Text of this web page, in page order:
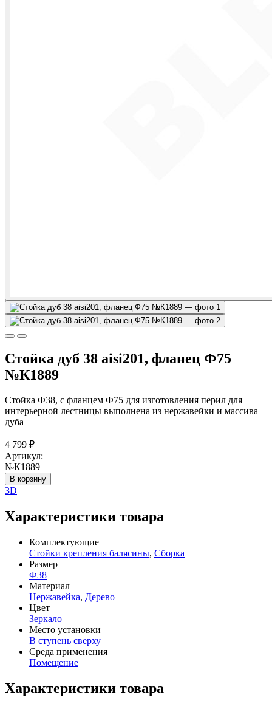
Стойка дуб 38 aisi201, фланец Ф75
№К1889
Стойка Ф38, с фланцем Ф75 для изготовления перил для
интерьерной лестницы выполнена из нержавейки и массива
дуба
4 799 ₽
Артикул:
№К1889
В корзину
3D
Характеристики товара
Комплектующие
Стойки крепления балясины, Сборка
Размер
Ф38
Материал
Нержавейка, Дерево
Цвет
Зеркало
Место установки
В ступень сверху
Среда применения
Помещение
Характеристики товара